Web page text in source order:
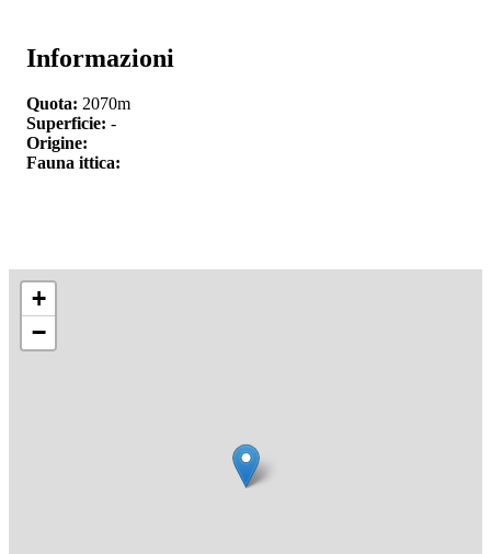
Informazioni
Quota: 2070m
Superficie: -
Origine:
Fauna ittica:
+
−